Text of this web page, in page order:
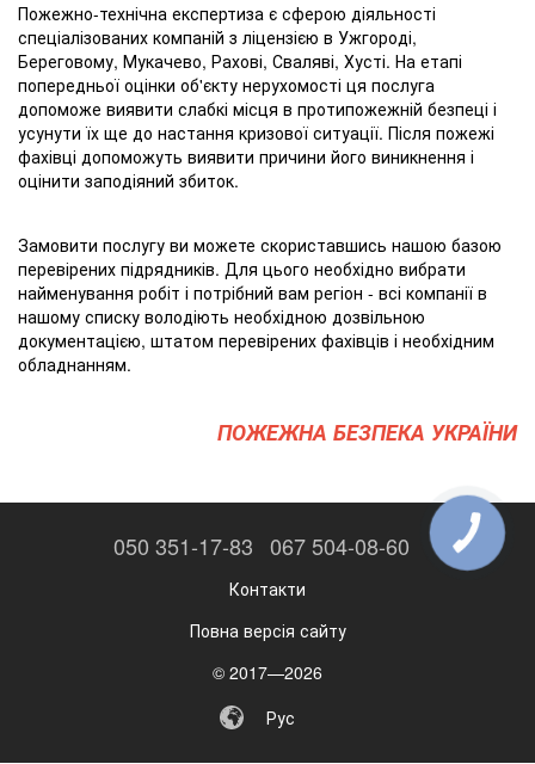
Пожежно-технічна експертиза є сферою діяльності
спеціалізованих компаній з ліцензією в Ужгороді,
Береговому, Мукачево, Рахові, Сваляві, Хусті. На етапі
попередньої оцінки об'єкту нерухомості ця послуга
допоможе виявити слабкі місця в протипожежній безпеці і
усунути їх ще до настання кризової ситуації. Після пожежі
фахівці допоможуть виявити причини його виникнення і
оцінити заподіяний збиток.
Замовити послугу ви можете скориставшись нашою базою
перевірених підрядників. Для цього необхідно вибрати
найменування робіт і потрібний вам регіон - всі компанії в
нашому списку володіють необхідною дозвільною
документацією, штатом перевірених фахівців і необхідним
обладнанням.
ПОЖЕЖНА БЕЗПЕКА УКРАЇНИ
050 351-17-83 067 504-08-60
Контакти
Повна версія сайту
© 2017—2026
Рус
КНОПКА
ЗВ'ЯЗКУ